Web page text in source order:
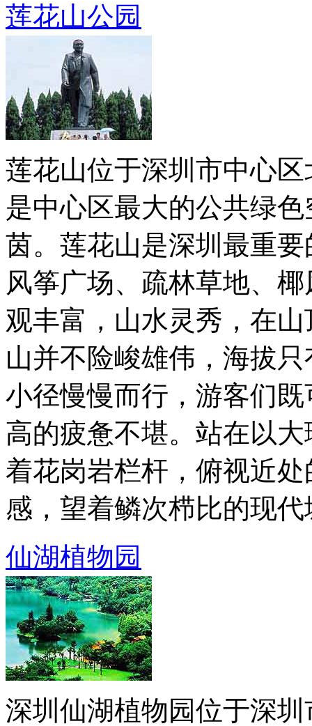
莲花山公园
莲花山位于深圳市中心
是中心区最大的公共绿
茵。莲花山是深圳最重
风筝广场、疏林草地、
观丰富，山水灵秀，在
山并不险峻雄伟，海拔
小径慢慢而行，游客们
高的疲惫不堪。站在以
着花岗岩栏杆，俯视近
感，望着鳞次栉比的现
仙湖植物园
深圳仙湖植物园位于深